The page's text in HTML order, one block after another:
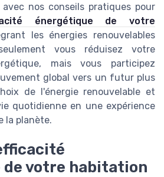
nos conseils pratiques pour
énergétique de votre
les énergies renouvelables
vous réduisez votre
mais vous participez
global vers un futur plus
de l'énergie renouvelable et
quotidienne en une expérience
la planète.
votre habitation